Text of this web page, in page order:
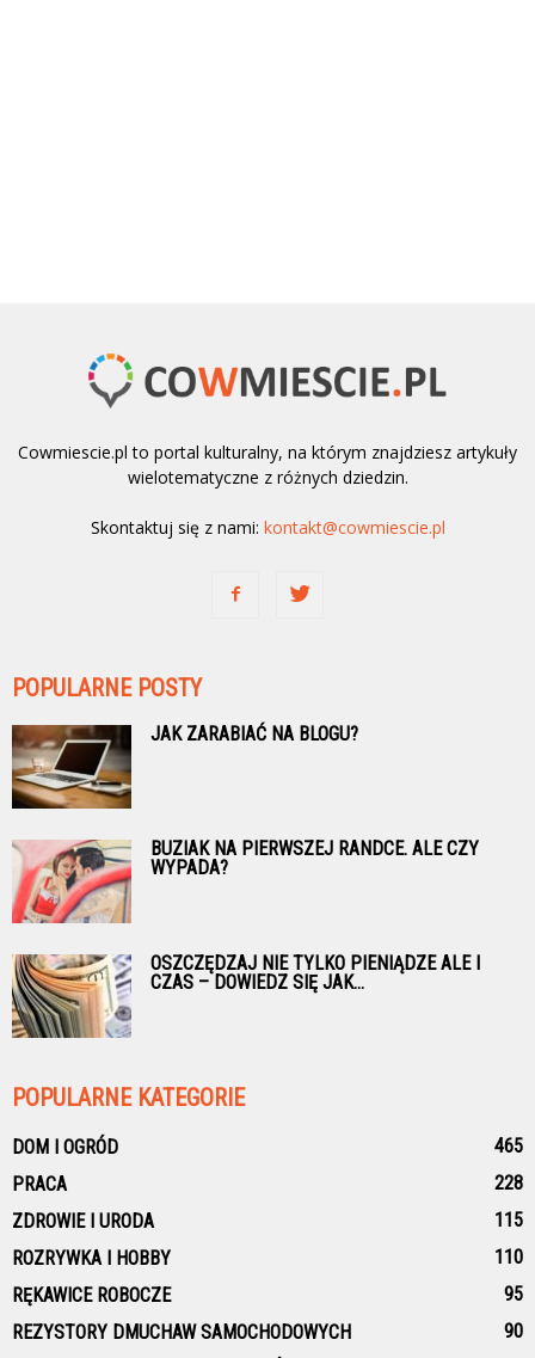
Cowmiescie.pl to portal kulturalny, na którym znajdziesz artykuły
wielotematyczne z różnych dziedzin.
Skontaktuj się z nami: kontakt@cowmiescie.pl
POPULARNE POSTY
JAK ZARABIAĆ NA BLOGU?
BUZIAK NA PIERWSZEJ RANDCE. ALE CZY
WYPADA?
OSZCZĘDZAJ NIE TYLKO PIENIĄDZE ALE I
CZAS – DOWIEDZ SIĘ JAK...
POPULARNE KATEGORIE
DOM I OGRÓD
465
PRACA
228
ZDROWIE I URODA
115
ROZRYWKA I HOBBY
110
RĘKAWICE ROBOCZE
95
REZYSTORY DMUCHAW SAMOCHODOWYCH
90